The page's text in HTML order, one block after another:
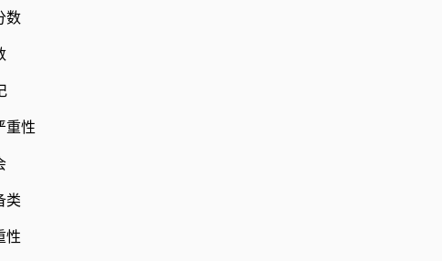
数
重性
类
性